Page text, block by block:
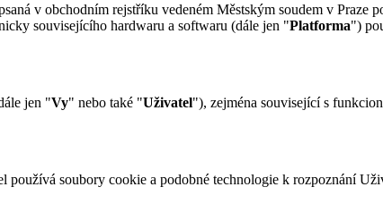
v obchodním rejstříku vedeném Městským soudem v Praze
souvisejícího hardwaru a softwaru (dále jen "Platforma")
jen "Vy" nebo také "Uživatel"), zejména související s
soubory cookie a podobné technologie k rozpoznání